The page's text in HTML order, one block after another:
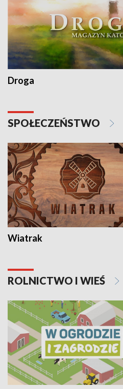
Droga
SPOŁECZEŃSTWO
Wiatrak
ROLNICTWO I WIEŚ